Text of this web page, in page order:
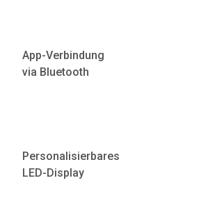
App-Verbindung
via Bluetooth
Personalisierbares
LED-Display